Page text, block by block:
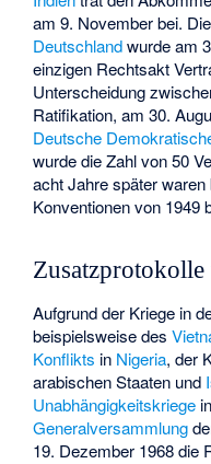
am 9. November bei. Die
Deutschlandwurde am
einzigen Rechtsakt
Unterscheidung
Ratifikation, am 30.
Deutsche
wurde die Zahl von 50
acht Jahre später
Konventionen von 1949
Aufgrund der Kriege in
beispielsweise des
Konflikts in Nigeria, der
arabischen Staaten und
Unabhängigkeitskriege
Generalversammlung
19. Dezember 1968 die